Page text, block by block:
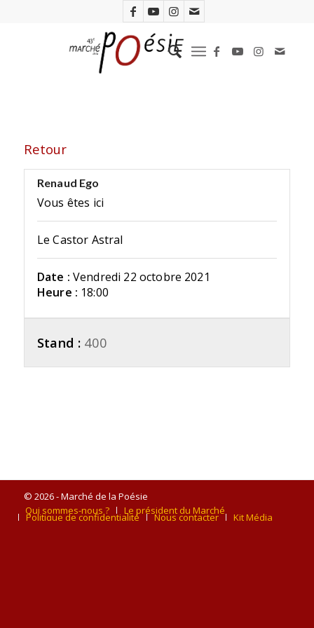
Retour
Renaud Ego
Vous êtes ici
Le Castor Astral
Date : Vendredi 22 octobre 2021
Heure : 18:00
Stand : 400
© 2026 - Marché de la Poésie
Qui sommes-nous ?
Le président du Marché
Politique de confidentialité Nous contacter Kit Média